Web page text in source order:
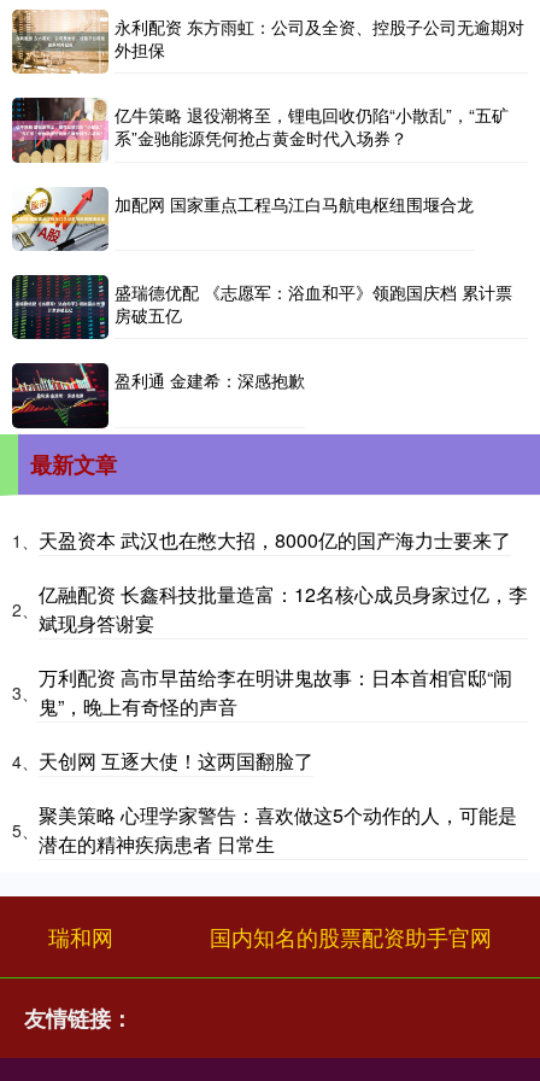
永利配资 东方雨虹：公司及全资、控股子公司无逾期对
外担保
亿牛策略 退役潮将至，锂电回收仍陷“小散乱”，“五矿
系”金驰能源凭何抢占黄金时代入场券？
加配网 国家重点工程乌江白马航电枢纽围堰合龙
盛瑞德优配 《志愿军：浴血和平》领跑国庆档 累计票
房破五亿
盈利通 金建希：深感抱歉
最新文章
1、 天盈资本 武汉也在憋大招，8000亿的国产海力士要来了
2、
亿融配资 长鑫科技批量造富：12名核心成员身家过亿，李
斌现身答谢宴
3、
万利配资 高市早苗给李在明讲鬼故事：日本首相官邸“闹
鬼”，晚上有奇怪的声音
4、 天创网 互逐大使！这两国翻脸了
5、
聚美策略 心理学家警告：喜欢做这5个动作的人，可能是
潜在的精神疾病患者 日常生
瑞和网 国内知名的股票配资助手官网
友情链接：